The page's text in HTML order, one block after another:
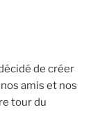
de créer
amis et nos
tour du